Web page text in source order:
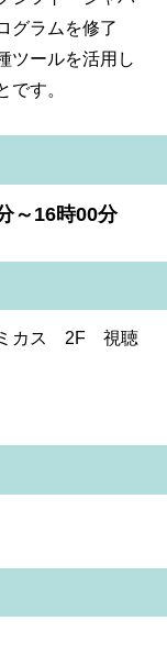
グラムを修了
ツールを活用し
です。
～16時00分
ミカス 2F 視聴